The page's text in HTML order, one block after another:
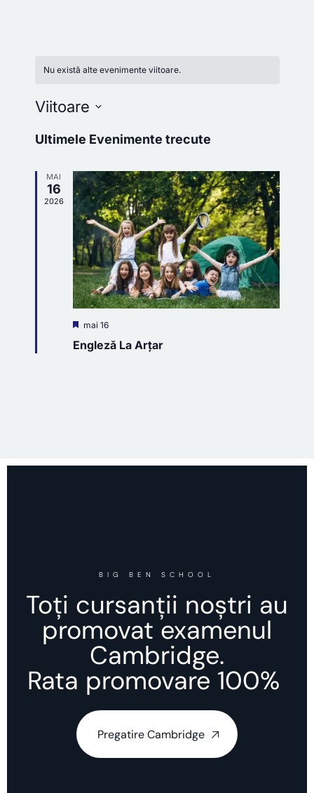
Nu există alte evenimente viitoare.
Viitoare
data.
Ultimele Evenimente trecute
MAI
16
2026
Reprezentativ
mai 16
Engleză La Arțar
BIG BEN SCHOOL
Toți cursanții noștri au
promovat examenul
Cambridge.
Rata promovare 100% ​
Pregatire Cambridge